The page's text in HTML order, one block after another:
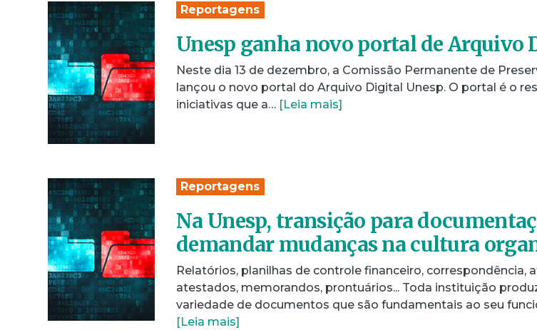
Reportagens
Unesp ganha novo portal de Arquivo
Neste dia 13 de dezembro, a Comissão Permanente de
lançou o novo portal do Arquivo Digital Unesp. O portal é o
iniciativas que a… [Leia mais]
Reportagens
Na Unesp, transição para
demandar mudanças na cultura
Relatórios, planilhas de controle financeiro, correspondência,
atestados, memorandos, prontuários... Toda instituição
variedade de documentos que são fundamentais ao seu
[Leia mais]